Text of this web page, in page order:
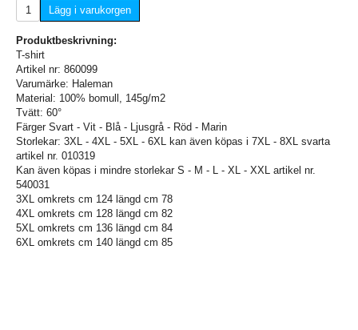
Lägg i varukorgen
Produktbeskrivning:
T-shirt
Artikel nr: 860099
Varumärke: Haleman
Material: 100% bomull, 145g/m2
Tvätt: 60°
Färger Svart - Vit - Blå - Ljusgrå - Röd - Marin
Storlekar: 3XL - 4XL - 5XL - 6XL kan även köpas i 7XL - 8XL svarta
artikel nr. 010319
Kan även köpas i mindre storlekar S - M - L - XL - XXL artikel nr.
540031
3XL omkrets cm 124 längd cm 78
4XL omkrets cm 128 längd cm 82
5XL omkrets cm 136 längd cm 84
6XL omkrets cm 140 längd cm 85